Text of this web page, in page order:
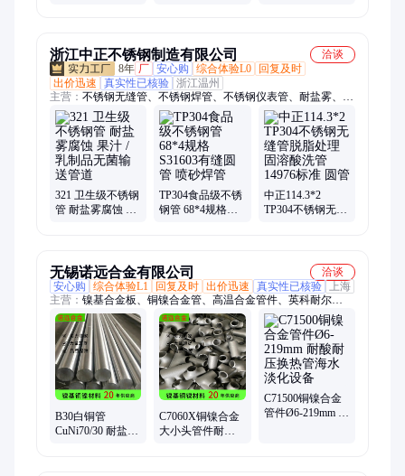
浙江中正不锈钢制造有限公司
洽谈
8年 厂 安心购 综合体验L0
回复及时
出价迅速
真实性已核验 浙江温州
主营： 不锈钢无缝管、不锈钢焊管、不锈钢仪表管、耐盐雾、卫
生级不锈钢无缝管、光亮退火管、AP脱脂管、BA管、EP不锈钢
管、EP电解抛光管、不锈钢管、食品级不锈钢管、卫生级不锈钢
无缝钢管、BA不锈钢无缝管、304不锈钢管、316L不锈钢管、
321不锈钢板、TP321不锈钢管、347H不锈钢管、TP347H不锈钢
管、BA无缝钢管、BA精密管
321 卫生级不锈钢
管 耐盐雾腐蚀 果
TP304食品级不锈
钢管 68*4规格
中正114.3*2
TP304不锈钢无缝
无锡诺远合金有限公司
洽谈
安心购
综合体验L1 回复及时 出价迅速 真实性已核验
上海
主营： 镍基合金板、铜镍合金管、高温合金管件、英科耐尔
600、蒙乃尔400、因科洛伊800、哈氏合金C276、HAl77-2黄铜
管、T2紫铜管、B30铜镍无缝管、TP2螺纹管、B10铜镍法兰、
C70600铜镍板、C71500铜镍管、冷凝换热管、冷凝器用铜镍
管、船舶用铜镍合金管件、化工用合金管、换热器用铜管、铜镍
三通/异径管件、翅片管
B30白铜管
CuNi70/30 耐盐雾
C7060X铜镍合金
大小头管件耐盐
C71500铜镍合金
管件Ø6-219mm 耐